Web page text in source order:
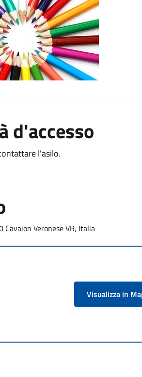
d'accesso
l'asilo.
Cavaion Veronese VR, Italia
Visualizza in